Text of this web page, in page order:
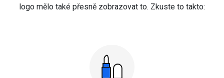
logo mělo také přesně zobrazovat to. Zkuste to takto: